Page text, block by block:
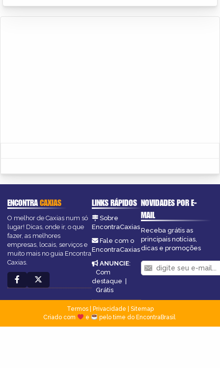
ENCONTRACAXIAS
O melhor de Caxias num só
lugar! Dicas, onde ir, o que
fazer, as melhores
empresas, locais, serviços e
muito mais no guia Encontra
Caxias.
LINKS RÁPIDOS
Sobre
EncontraCaxias
Fale com o
EncontraCaxias
ANUNCIE:
Com
destaque |
Grátis
NOVIDADES POR E-
MAIL
Receba grátis as
principais notícias,
dicas e promoções
Termos| Privacidade
Sitemap
Criado com
e pelo time do EncontraBrasil